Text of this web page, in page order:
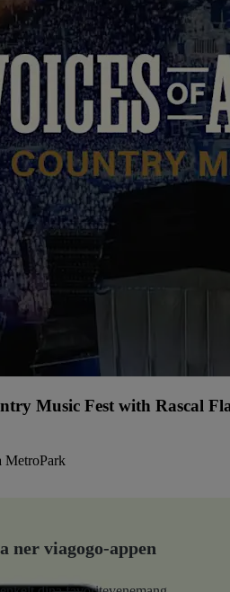
Music Fest with Rascal
MetroPark
ner viagogo-appen